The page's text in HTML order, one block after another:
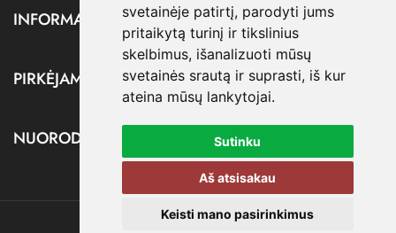
svetainėje patirtį, parodyti jums
pritaikytą turinį ir tikslinius
skelbimus, išanalizuoti mūsų
svetainės srautą ir suprasti, iš kur
ateina mūsų lankytojai.
Sutinku
Aš atsisakau
Keisti mano pasirinkimus
INFORMACIJA
PIRKĖJAMS
NUORODOS